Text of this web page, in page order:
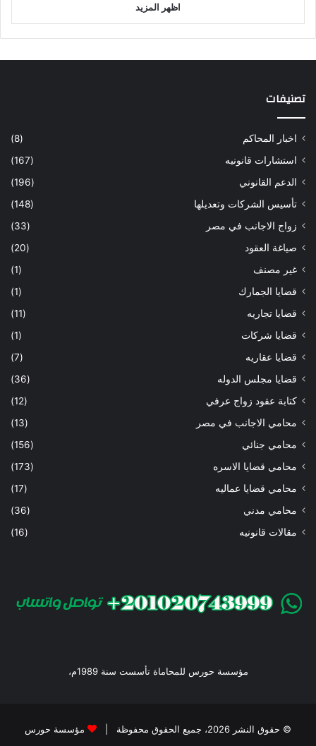
اظهر المزيد
تصنيفات
اخبار المحاكم
(8)
استشارات قانونيه
(167)
الدعم القانوني
(196)
تأسيس الشركات وتعديلها
(148)
زواج الاجانب في مصر
(33)
صياغة العقود
(20)
غير مصنف
(1)
قضايا الجمارك
(1)
قضايا تجاريه
(11)
قضايا شركات
(1)
قضايا عقاريه
(7)
قضايا مجلس الدوله
(36)
كتابة عقود زواج عرفي
(12)
محامي الاجانب في مصر
(13)
محامي جنائي
(156)
محامي قضايا الاسره
(173)
محامي قضايا عماليه
(17)
محامي مدني
(36)
مقالات قانونيه
(16)
مؤسسة حورس للمحاماة تأسست سنة 1989م،
© حقوق النشر 2026، جميع الحقوق محفوظة | مؤسسة حورس